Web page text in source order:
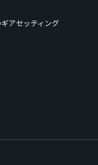
アセッティング